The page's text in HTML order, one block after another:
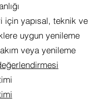
için yapısal, teknik ve
uygun yenileme
veya yenileme